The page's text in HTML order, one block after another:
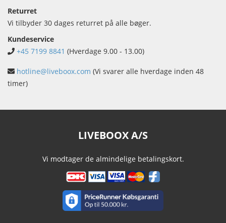
Returret
Vi tilbyder 30 dages returret på alle bøger.
Kundeservice
+45 7199 8841 (Hverdage 9.00 - 13.00)
hotline@liveboox.com (Vi svarer alle hverdage inden 48
timer)
LIVEBOOX A/S
Vi modtager de almindelige betalingskort.